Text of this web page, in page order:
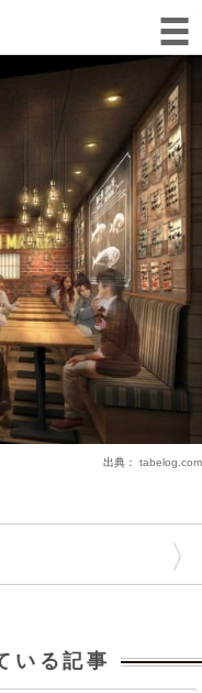
出典： tabelog.com
〉
いる記事